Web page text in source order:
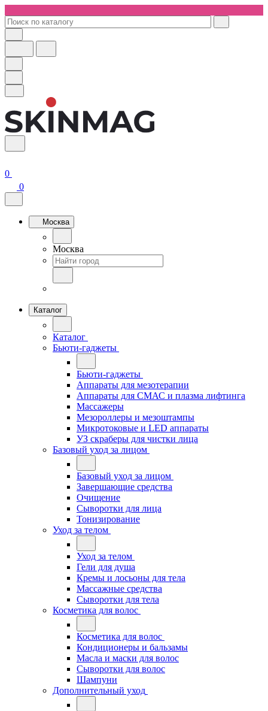
0
0
Москва
Москва
Каталог
Каталог
Бьюти-гаджеты
Бьюти-гаджеты
Аппараты для мезотерапии
Аппараты для СМАС и плазма лифтинга
Массажеры
Мезороллеры и мезоштампы
Микротоковые и LED аппараты
УЗ скраберы для чистки лица
Базовый уход за лицом
Базовый уход за лицом
Завершающие средства
Очищение
Сыворотки для лица
Тонизирование
Уход за телом
Уход за телом
Гели для душа
Кремы и лосьоны для тела
Массажные средства
Сыворотки для тела
Косметика для волос
Косметика для волос
Кондиционеры и бальзамы
Масла и маски для волос
Сыворотки для волос
Шампуни
Дополнительный уход